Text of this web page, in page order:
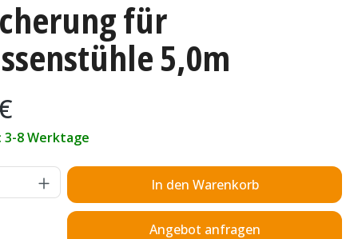
für
5,0m
8 Werktage
Gib den gewünschten Wert
In den Warenkorb
Angebot anfragen